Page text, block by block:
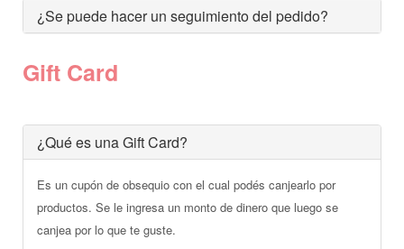
¿Se puede hacer un seguimiento del pedido?
Gift Card
¿Qué es una Gift Card?
Es un cupón de obsequio con el cual podés canjearlo por
productos. Se le ingresa un monto de dinero que luego se
canjea por lo que te guste.